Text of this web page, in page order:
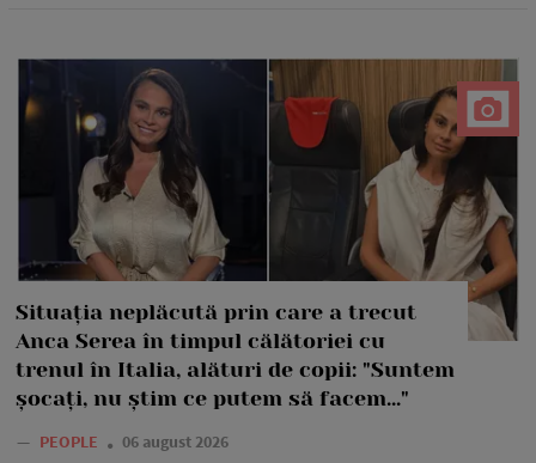
Situația neplăcută prin care a trecut
Anca Serea în timpul călătoriei cu
trenul în Italia, alături de copii: "Suntem
șocați, nu știm ce putem să facem..."
— PEOPLE 06 august 2026